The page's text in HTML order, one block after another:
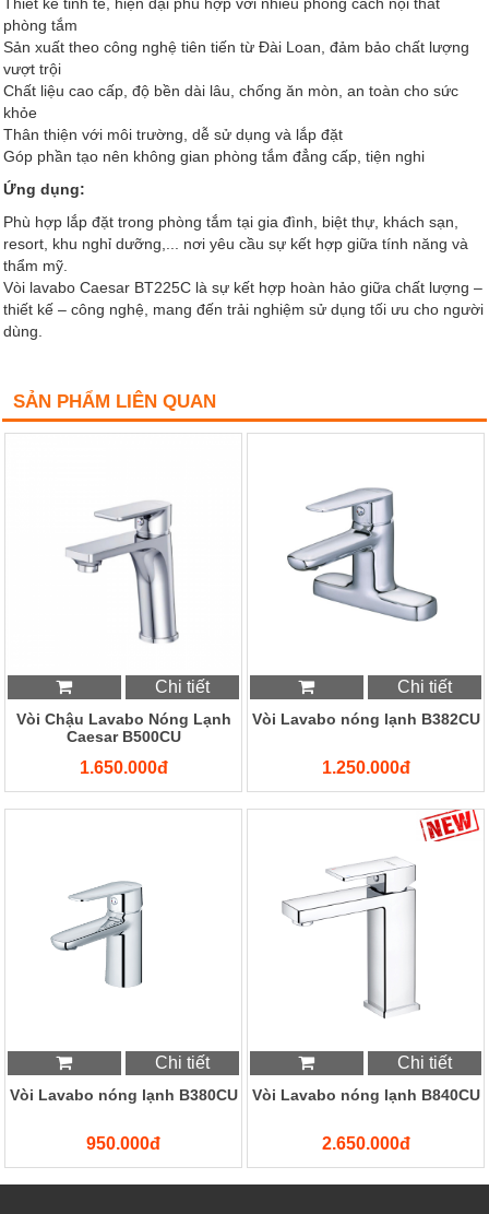
phòng tắm
Sản xuất theo công nghệ tiên tiến từ Đài Loan, đảm bảo chất lượng
vượt trội
Chất liệu cao cấp, độ bền dài lâu, chống ăn mòn, an toàn cho sức
khỏe
Thân thiện với môi trường, dễ sử dụng và lắp đặt
Góp phần tạo nên không gian phòng tắm đẳng cấp, tiện nghi
Ứng dụng:
Phù hợp lắp đặt trong phòng tắm tại gia đình, biệt thự, khách sạn,
resort, khu nghỉ dưỡng,... nơi yêu cầu sự kết hợp giữa tính năng và
thẩm mỹ.
Vòi lavabo Caesar BT225C là sự kết hợp hoàn hảo giữa chất lượng –
thiết kế – công nghệ, mang đến trải nghiệm sử dụng tối ưu cho người
dùng.
SẢN PHẨM LIÊN QUAN
Chi tiết
Vòi Chậu Lavabo Nóng Lạnh
Caesar B500CU
1.650.000đ
Chi tiết
Vòi Lavabo nóng lạnh B382CU
1.250.000đ
Chi tiết
Vòi Lavabo nóng lạnh B380CU
950.000đ
Chi tiết
Vòi Lavabo nóng lạnh B840CU
2.650.000đ